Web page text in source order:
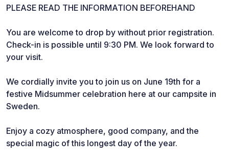
PLEASE READ THE INFORMATION BEFOREHAND
You are welcome to drop by without prior registration.
Check-in is possible until 9:30 PM. We look forward to
your visit.
We cordially invite you to join us on June 19th for a
festive Midsummer celebration here at our campsite in
Sweden.
Enjoy a cozy atmosphere, good company, and the
special magic of this longest day of the year.